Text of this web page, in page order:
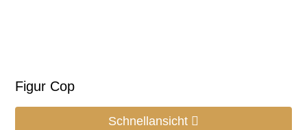
Figur Cop
Schnellansicht